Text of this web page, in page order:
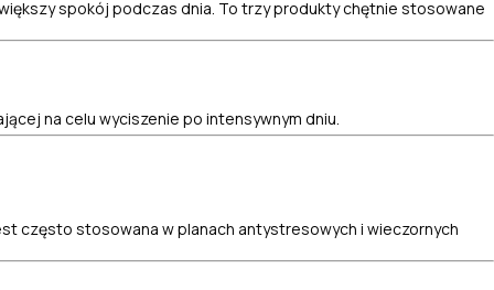
spokój podczas dnia. To trzy produkty chętnie stosowane
na celu wyciszenie po intensywnym dniu.
często stosowana w planach antystresowych i wieczornych